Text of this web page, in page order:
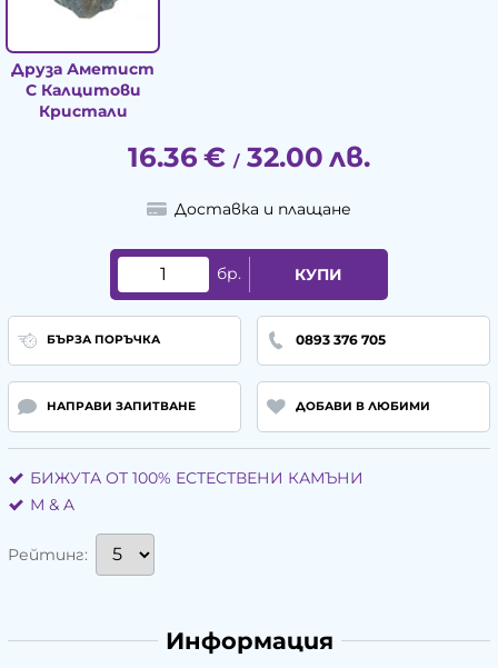
Друза Аметист
С Калцитови
Кристали
16.36 € / 32.00 лв.
Доставка и плащане
бр. КУПИ
БЪРЗА ПОРЪЧКА 0893 376 705
НАПРАВИ ЗАПИТВАНЕ ДОБАВИ В ЛЮБИМИ
БИЖУТА ОТ 100% ЕСТЕСТВЕНИ КАМЪНИ
М & A
Рейтинг:
Информация